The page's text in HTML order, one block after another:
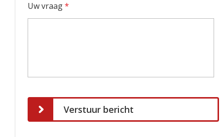
Uw vraag*
Verstuur bericht